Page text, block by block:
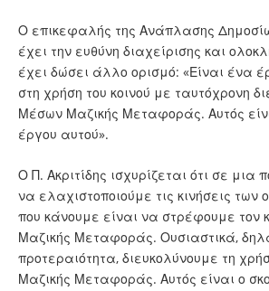
Ο επικεφαλής της Ανάπλασης
έχει την ευθύνη διαχείρισης και
έχει δώσει άλλο ορισμό: «Είναι ένα
στη χρήση του κοινού με ταυτόχρονη
Μέσων Μαζικής Μεταφοράς. Αυτός
έργου αυτού».
Ο Π. Ακριτίδης ισχυρίζεται ότι σε μια
να ελαχιστοποιούμε τις κινήσεις των
που κάνουμε είναι να στρέφουμε
Μαζικής Μεταφοράς. Ουσιαστικά,
προτεραιότητα, διευκολύνουμε τη
Μαζικής Μεταφοράς. Αυτός είναι ο